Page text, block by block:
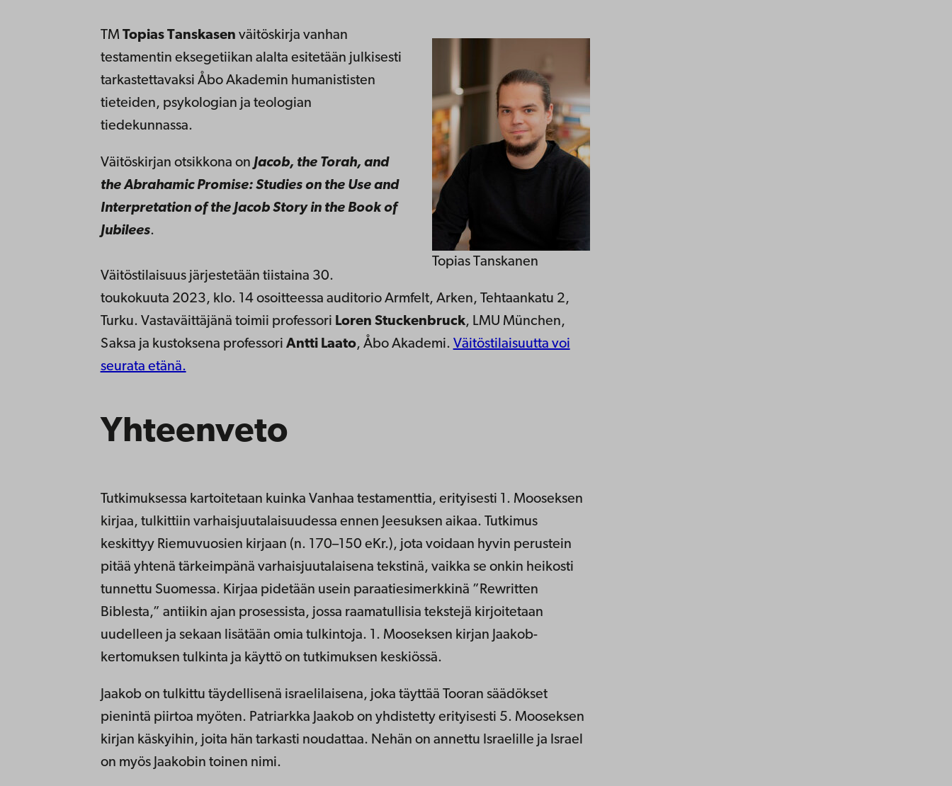
Topias Tanskanen
TM Topias Tanskasen väitöskirja vanhan
testamentin eksegetiikan alalta esitetään julkisesti
tarkastettavaksi Åbo Akademin humanististen
tieteiden, psykologian ja teologian
tiedekunnassa.
Väitöskirjan otsikkona on Jacob, the Torah, and
the Abrahamic Promise: Studies on the Use and
Interpretation of the Jacob Story in the Book of
Jubilees.
Väitöstilaisuus järjestetään tiistaina 30.
toukokuuta 2023, klo. 14 osoitteessa auditorio Armfelt, Arken, Tehtaankatu 2,
Turku. Vastaväittäjänä toimii professori Loren Stuckenbruck, LMU München,
Saksa ja kustoksena professori Antti Laato, Åbo Akademi. Väitöstilaisuutta voi
seurata etänä.
Yhteenveto
Tutkimuksessa kartoitetaan kuinka Vanhaa testamenttia, erityisesti 1. Mooseksen
kirjaa, tulkittiin varhaisjuutalaisuudessa ennen Jeesuksen aikaa. Tutkimus
keskittyy Riemuvuosien kirjaan (n. 170–150 eKr.), jota voidaan hyvin perustein
pitää yhtenä tärkeimpänä varhaisjuutalaisena tekstinä, vaikka se onkin heikosti
tunnettu Suomessa. Kirjaa pidetään usein paraatiesimerkkinä ”Rewritten
Biblesta,” antiikin ajan prosessista, jossa raamatullisia tekstejä kirjoitetaan
uudelleen ja sekaan lisätään omia tulkintoja. 1. Mooseksen kirjan Jaakob-
kertomuksen tulkinta ja käyttö on tutkimuksen keskiössä.
Jaakob on tulkittu täydellisenä israelilaisena, joka täyttää Tooran säädökset
pienintä piirtoa myöten. Patriarkka Jaakob on yhdistetty erityisesti 5. Mooseksen
kirjan käskyihin, joita hän tarkasti noudattaa. Nehän on annettu Israelille ja Israel
on myös Jaakobin toinen nimi.